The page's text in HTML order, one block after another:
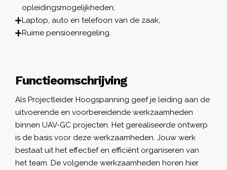
opleidingsmogelijkheden;
Laptop, auto en telefoon van de zaak;
Ruime pensioenregeling.
Functieomschrijving
Als Projectleider Hoogspanning geef je leiding aan de
uitvoerende en voorbereidende werkzaamheden
binnen UAV-GC projecten. Het gerealiseerde ontwerp
is de basis voor deze werkzaamheden. Jouw werk
bestaat uit het effectief en efficiënt organiseren van
het team. De volgende werkzaamheden horen hier